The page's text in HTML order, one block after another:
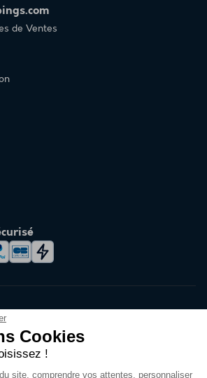
Cookies
!
site, comprendre vos attentes, personnaliser
de Ventes
Changer de langue